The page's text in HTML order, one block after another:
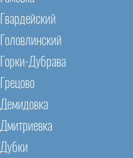
Гвардейский
Головлинский
Горки-Дубрава
Грецово
Демидовка
Дмитриевка
Дубки